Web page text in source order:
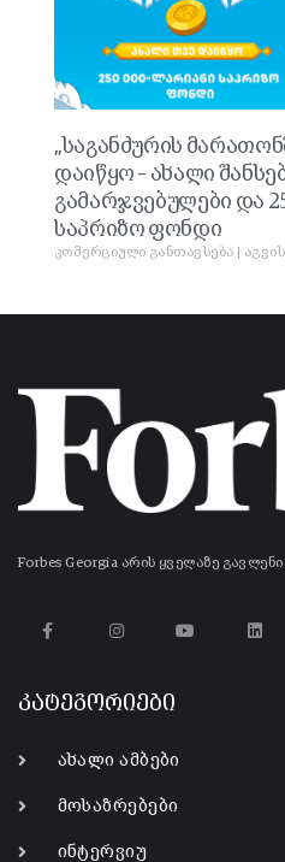
„საგანძურის
დაიწყო – ახალი
გამარჯვებულები და
საპრიზო ფონდი
კომერციული განთავსება
Forbes Georgia არის ყველაზე
კატეგორიები
ახალი ამბები
მოსაზრებები
ინტერვიუ